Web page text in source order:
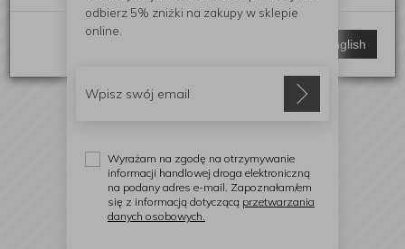
Switch to English
odbierz 5% zniżki na zakupy w sklepie
online.
Wyrażam na zgodę na otrzymywanie
informacji handlowej droga elektroniczną
na podany adres e-mail. Zapoznałam/em
się z informacją dotyczącą przetwarzania
danych osobowych.